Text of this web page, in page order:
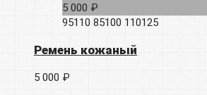
5 000 ₽
95110 85100 110125
Ремень кожаный
5 000 ₽